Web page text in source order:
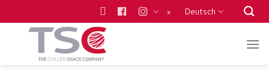
Inhalt
x Deutsch